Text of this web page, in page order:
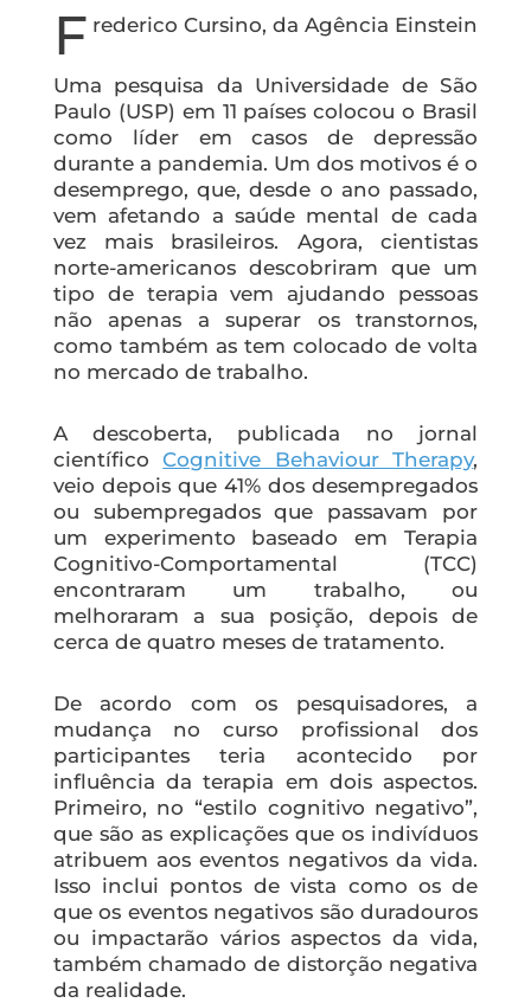
F rederico Cursino, da Agência Einstein
Uma pesquisa da Universidade de São
Paulo (USP) em 11 países colocou o Brasil
como líder em casos de depressão
durante a pandemia. Um dos motivos é o
desemprego, que, desde o ano passado,
vem afetando a saúde mental de cada
vez mais brasileiros. Agora, cientistas
norte-americanos descobriram que um
tipo de terapia vem ajudando pessoas
não apenas a superar os transtornos,
como também as tem colocado de volta
no mercado de trabalho.
A descoberta, publicada no jornal
científicoCognitive Behaviour Therapy,
veio depois que 41% dos desempregados
ou subempregados que passavam por
um experimento baseado em Terapia
Cognitivo-Comportamental (TCC)
encontraram um trabalho, ou
melhoraram a sua posição, depois de
cerca de quatro meses de tratamento.
De acordo com os pesquisadores, a
mudança no curso profissional dos
participantes teria acontecido por
influência da terapia em dois aspectos.
Primeiro, no “estilo cognitivo negativo”,
que são as explicações que os indivíduos
atribuem aos eventos negativos da vida.
Isso inclui pontos de vista como os de
que os eventos negativos são duradouros
ou impactarão vários aspectos da vida,
também chamado de distorção negativa
da realidade.